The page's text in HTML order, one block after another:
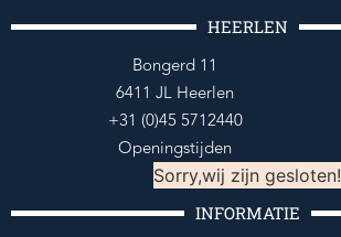
HEERLEN
Bongerd 11
6411 JL Heerlen
+31 (0)45 5712440
Openingstijden
Sorry,wij zijn gesloten!
INFORMATIE